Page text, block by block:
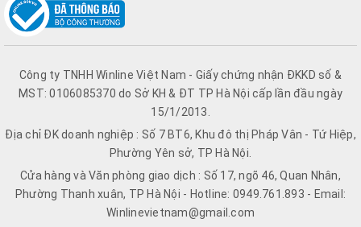
Công ty TNHH Winline Việt Nam - Giấy chứng nhận ĐKKD số &
MST: 0106085370 do Sở KH & ĐT TP Hà Nội cấp lần đầu ngày
15/1/2013.
Địa chỉ ĐK doanh nghiệp : Số 7 BT6, Khu đô thị Pháp Vân - Tứ Hiệp,
Phường Yên sở, TP Hà Nội.
Cửa hàng và Văn phòng giao dịch : Số 17, ngõ 46, Quan Nhân,
Phường Thanh xuân, TP Hà Nội - Hotline: 0949.761.893 - Email:
Winlinevietnam@gmail.com